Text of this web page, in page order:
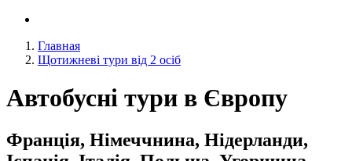
Главная
Щотижневі тури від 2 осіб
Автобусні тури в Європу
Франція, Німеччнина, Нідерланди,